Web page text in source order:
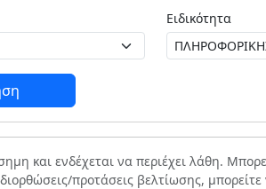
Ειδικότητα
και ενδέχεται να περιέχει λάθη.
προτάσεις βελτίωσης,